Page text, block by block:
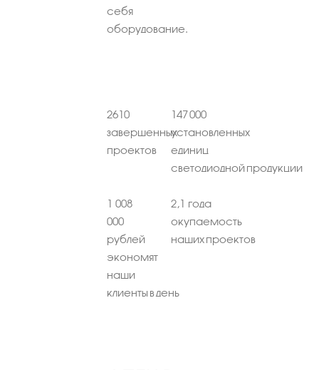
себя
оборудование.
2610
завершенных
проектов
147 000
установленных
единиц
светодиодной продукции
1 008
000
рублей
экономят
наши
клиенты в день
2,1 года
окупаемость
наших проектов